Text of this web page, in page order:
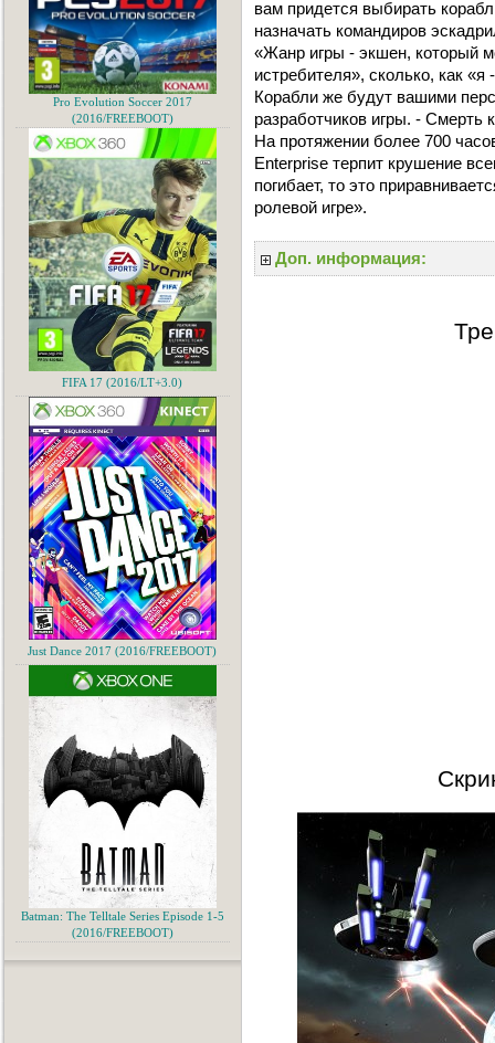
вам придется выбирать
назначать командиров
«Жанр игры - экшен, который
истребителя», сколько, как
Корабли же будут вашими
разработчиков игры. - Смерть
На протяжении более 700
Enterprise терпит крушение
погибает, то это
ролевой игре».
Доп. информация:
Pro Evolution Soccer 2017
(2016/FREEBOOT)
FIFA 17 (2016/LT+3.0)
Just Dance 2017 (2016/FREEBOOT)
Batman: The Telltale Series Episode 1-5
(2016/FREEBOOT)